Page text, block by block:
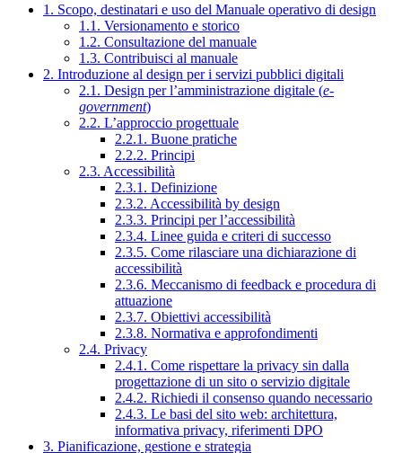
1. Scopo, destinatari e uso del Manuale operativo di design
1.1. Versionamento e storico
1.2. Consultazione del manuale
1.3. Contribuisci al manuale
2. Introduzione al design per i servizi pubblici digitali
2.1. Design per l’amministrazione digitale (e-
government)
2.2. L’approccio progettuale
2.2.1. Buone pratiche
2.2.2. Principi
2.3. Accessibilità
2.3.1. Definizione
2.3.2. Accessibilità by design
2.3.3. Principi per l’accessibilità
2.3.4. Linee guida e criteri di successo
2.3.5. Come rilasciare una dichiarazione di
accessibilità
2.3.6. Meccanismo di feedback e procedura di
attuazione
2.3.7. Obiettivi accessibilità
2.3.8. Normativa e approfondimenti
2.4. Privacy
2.4.1. Come rispettare la privacy sin dalla
progettazione di un sito o servizio digitale
2.4.2. Richiedi il consenso quando necessario
2.4.3. Le basi del sito web: architettura,
informativa privacy, riferimenti DPO
3. Pianificazione, gestione e strategia